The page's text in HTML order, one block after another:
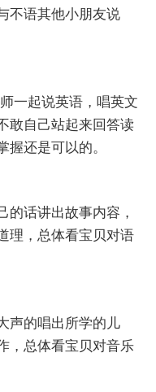
不语其他小朋友说
起说英语，唱英文
敢自己站起来回答读
握还是可以的。
话讲出故事内容，
理，总体看宝贝对语
的唱出所学的儿
，总体看宝贝对音乐